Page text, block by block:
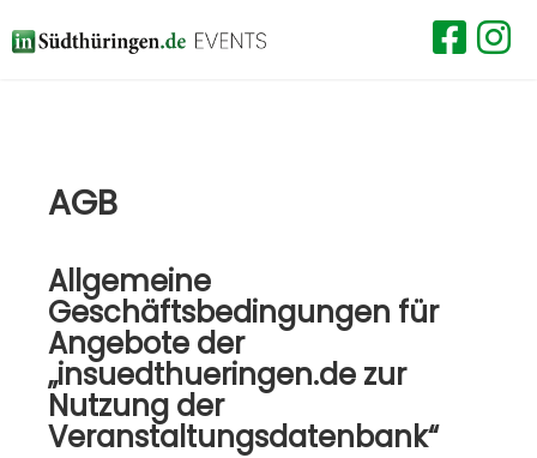
AGB
Allgemeine
Geschäftsbedingungen für
Angebote der
„insuedthueringen.de zur
Nutzung der
Veranstaltungsdatenbank“